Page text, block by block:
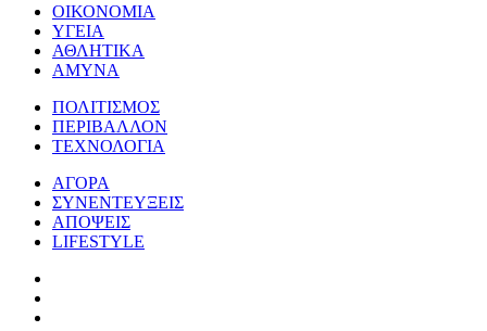
ΟΙΚΟΝΟΜΙΑ
ΥΓΕΙΑ
ΑΘΛΗΤΙΚΑ
ΑΜΥΝΑ
ΠΟΛΙΤΙΣΜΟΣ
ΠΕΡΙΒΑΛΛΟΝ
ΤΕΧΝΟΛΟΓΙΑ
ΑΓΟΡΑ
ΣΥΝΕΝΤΕΥΞΕΙΣ
ΑΠΟΨΕΙΣ
LIFESTYLE